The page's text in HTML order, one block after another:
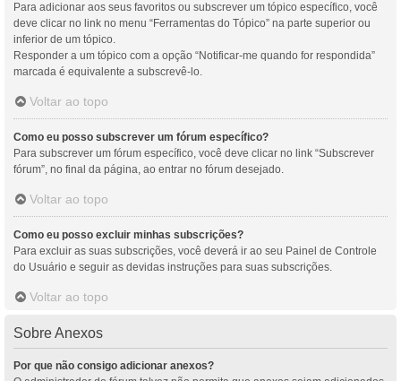
Para adicionar aos seus favoritos ou subscrever um tópico específico, você
deve clicar no link no menu “Ferramentas do Tópico” na parte superior ou
inferior de um tópico.
Responder a um tópico com a opção “Notificar-me quando for respondida”
marcada é equivalente a subscrevê-lo.
Voltar ao topo
Como eu posso subscrever um fórum específico?
Para subscrever um fórum específico, você deve clicar no link “Subscrever
fórum”, no final da página, ao entrar no fórum desejado.
Voltar ao topo
Como eu posso excluir minhas subscrições?
Para excluir as suas subscrições, você deverá ir ao seu Painel de Controle
do Usuário e seguir as devidas instruções para suas subscrições.
Voltar ao topo
Sobre Anexos
Por que não consigo adicionar anexos?